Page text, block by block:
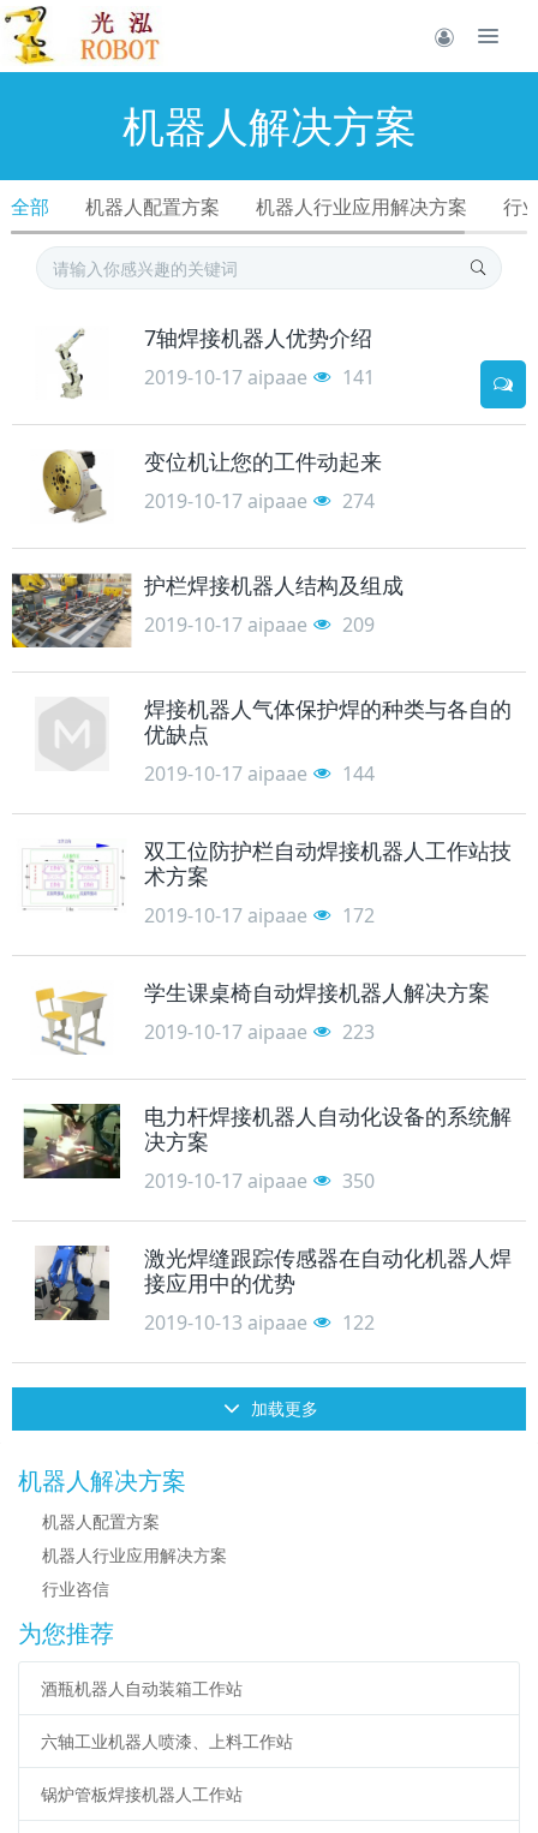
机器人解决方案
全部 机器人配置方案 机器人行业应用解决方案 行
7轴焊接机器人优势介绍
2019-10-17 aipaae 141
变位机让您的工件动起来
2019-10-17 aipaae 274
护栏焊接机器人结构及组成
2019-10-17 aipaae 209
焊接机器人气体保护焊的种类与各自的
优缺点
2019-10-17 aipaae 144
双工位防护栏自动焊接机器人工作站技
术方案
2019-10-17 aipaae 172
学生课桌椅自动焊接机器人解决方案
2019-10-17 aipaae 223
电力杆焊接机器人自动化设备的系统解
决方案
2019-10-17 aipaae 350
激光焊缝跟踪传感器在自动化机器人焊
接应用中的优势
2019-10-13 aipaae 122
加载更多
机器人解决方案
机器人配置方案
机器人行业应用解决方案
行业咨信
为您推荐
酒瓶机器人自动装箱工作站
六轴工业机器人喷漆、上料工作站
锅炉管板焊接机器人工作站